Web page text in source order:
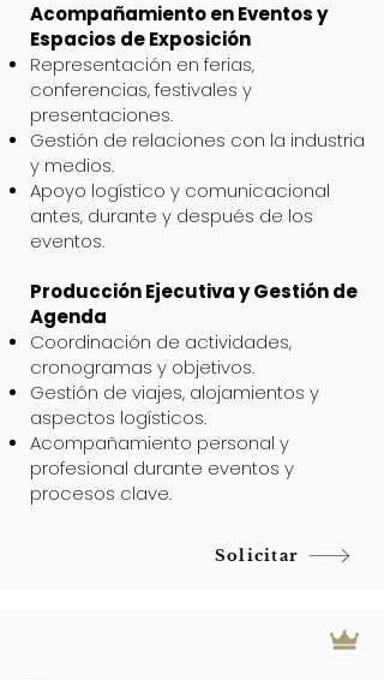
Acompañamiento en Eventos y
Espacios de Exposición
Representación en ferias,
conferencias, festivales y
presentaciones.
Gestión de relaciones con la industria
y medios.
Apoyo logístico y comunicacional
antes, durante y después de los
eventos.
Producción Ejecutiva y Gestión de
Agenda
Coordinación de actividades,
cronogramas y objetivos.
Gestión de viajes, alojamientos y
aspectos logísticos.
Acompañamiento personal y
profesional durante eventos y
procesos clave.
Solicitar